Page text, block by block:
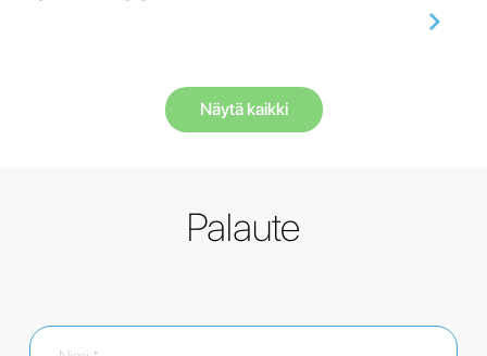
Näytä kaikki
Palaute